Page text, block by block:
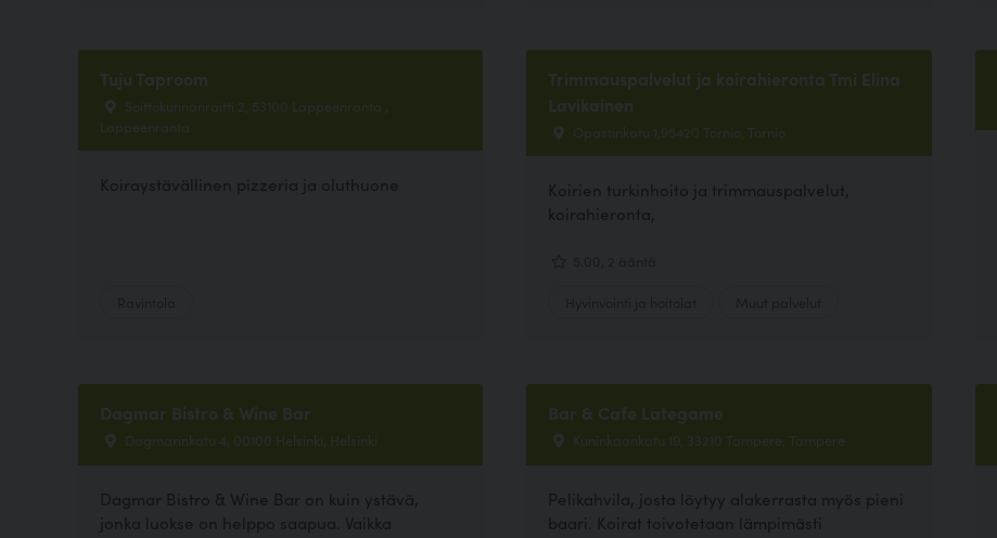
Tuju Taproom
Soittokunnanraitti 2, 53100 Lappeenranta ,
Lappeenranta
Koiraystävällinen pizzeria ja oluthuone
Trimmauspalvelut ja koirahieronta Tmi Elina
Lavikainen
Opastinkatu 1,95420 Tornio, Tornio
Koirien turkinhoito ja trimmauspalvelut,
koirahieronta,
Dagmar Bistro & Wine Bar
Dagmarinkatu 4, 00100 Helsinki, Helsinki
Dagmar Bistro & Wine Bar on kuin ystävä,
jonka luokse on helppo saapua. Vaikka
Bar & Cafe Lategame
Kuninkaankatu 19, 33210 Tampere, Tampere
Pelikahvila, josta löytyy alakerrasta myös pieni
baari. Koirat toivotetaan lämpimästi